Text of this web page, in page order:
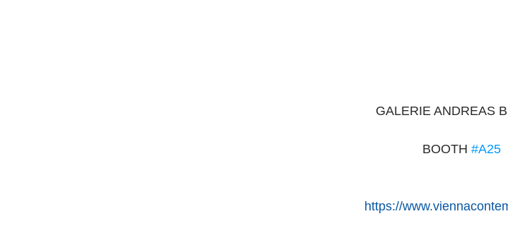
GALERIE ANDREAS
BOOTH #A25
https://